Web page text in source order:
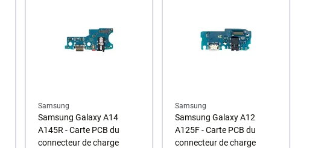
Samsung
Samsung Galaxy A14
A145R - Carte PCB du
connecteur de charge
Samsung
Samsung Galaxy A12
A125F - Carte PCB du
connecteur de charge